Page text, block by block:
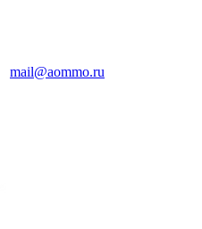
mail@aommo.ru